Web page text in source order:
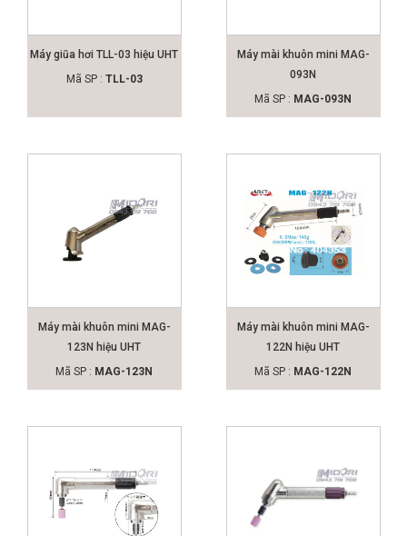
Máy giũa hơi TLL-03 hiệu UHT
Mã SP : TLL-03
Máy mài khuôn mini MAG-
093N
Mã SP : MAG-093N
Máy mài khuôn mini MAG-
123N hiệu UHT
Mã SP : MAG-123N
Máy mài khuôn mini MAG-
122N hiệu UHT
Mã SP : MAG-122N